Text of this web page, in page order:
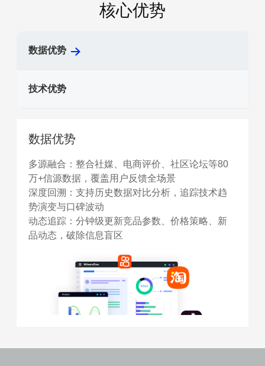
核心优势
数据优势
技术优势
数据优势
多源融合​：整合社媒、电商评价、社区论坛等80
万+信源数据，覆盖用户反馈全场景
​深度回溯​：支持历史数据对比分析，追踪技术趋
势演变与口碑波动
​动态追踪​：分钟级更新竞品参数、价格策略、新
品动态，破除信息盲区